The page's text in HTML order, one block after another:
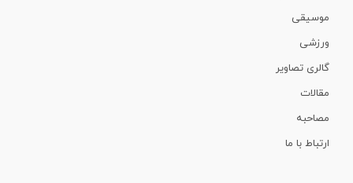
موسیقی
ورزشی
گالری تصاویر
مقالات
مصاحبه
ارتباط با ما